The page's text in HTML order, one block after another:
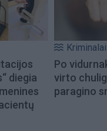
diegia
Kriminalai
Po
virto
paragino